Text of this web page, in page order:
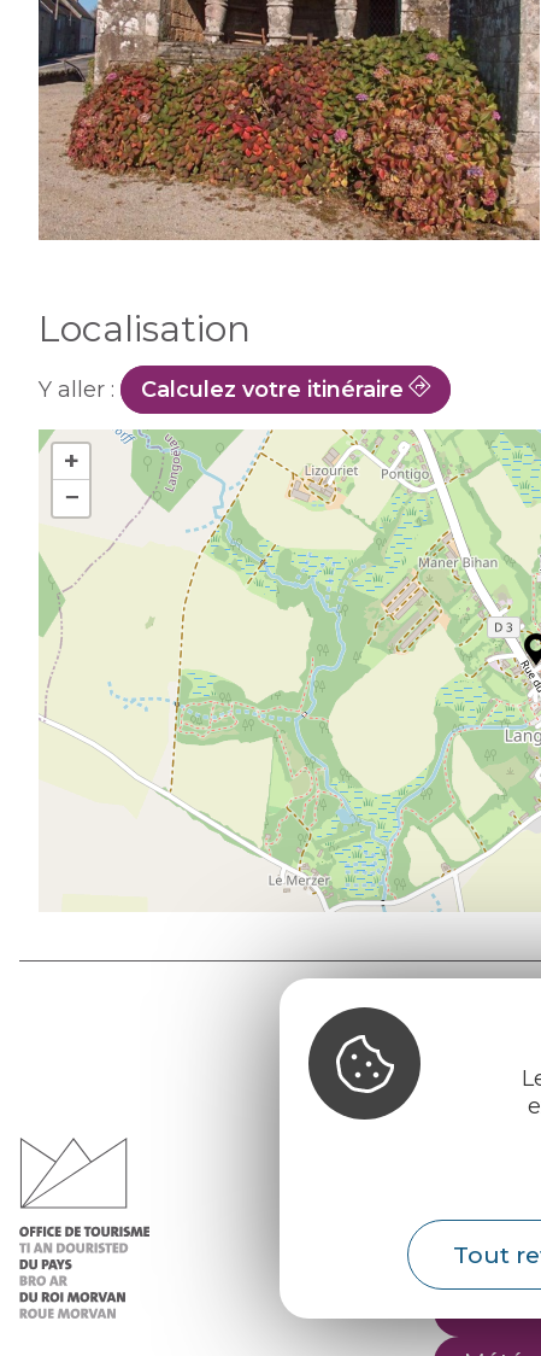
Tout
Localisation
Y aller : Calculez votre itinéraire
+
−
Office
du Pays
Nos